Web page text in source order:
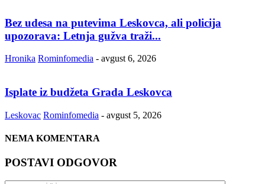
Bez udesa na putevima Leskovca, ali policija
upozorava: Letnja gužva traži...
Hronika Rominfomedia - avgust 6, 2026
Isplate iz budžeta Grada Leskovca
Leskovac Rominfomedia - avgust 5, 2026
NEMA KOMENTARA
POSTAVI ODGOVOR